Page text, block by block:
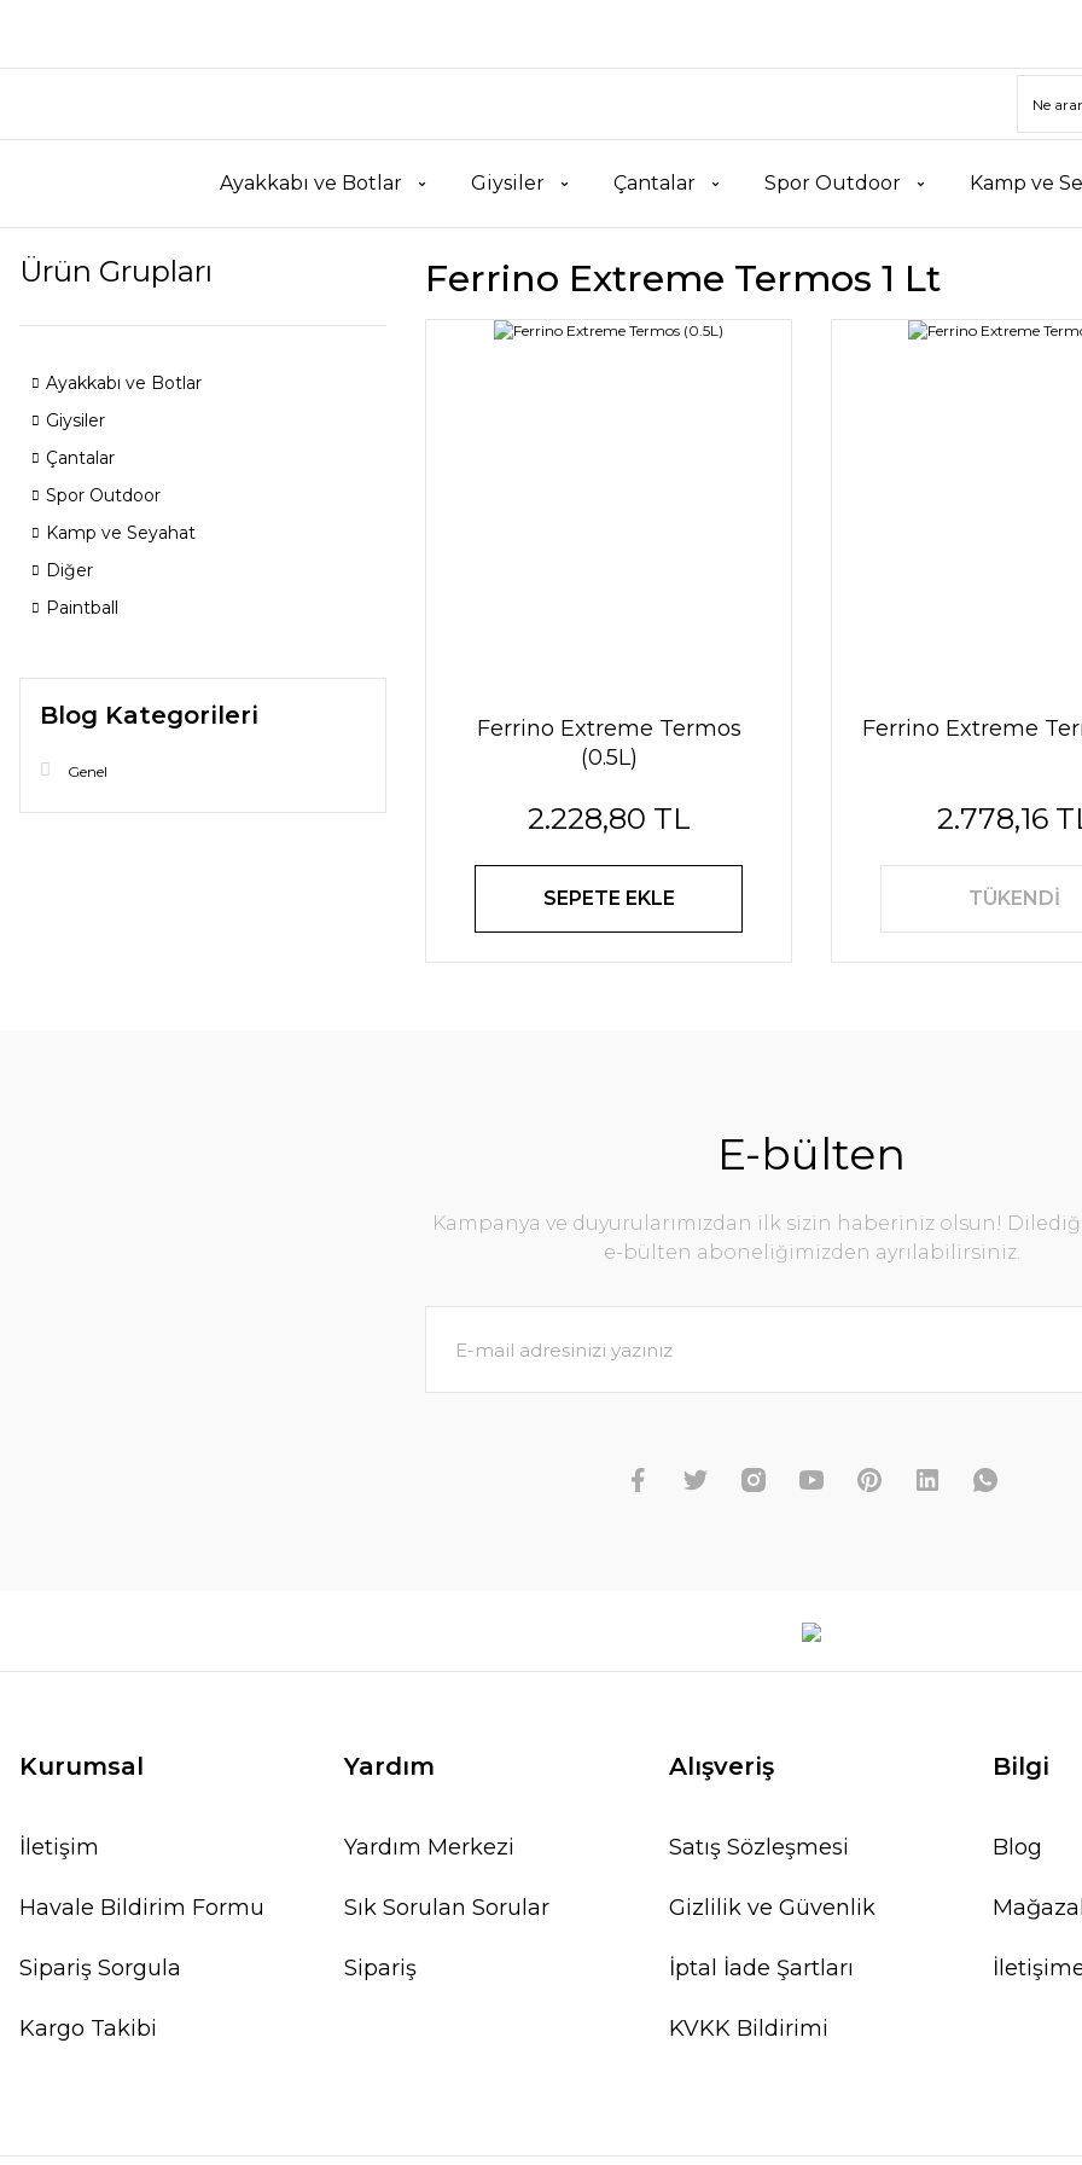
Ayakkabı ve Botlar Giysiler Çantalar Spor Outdoor Kamp ve
Ürün Grupları
Ayakkabı ve Botlar
Giysiler
Çantalar
Spor Outdoor
Kamp ve Seyahat
Diğer
Paintball
Blog Kategorileri
Genel
Ferrino Extreme Termos 1 Lt
Ferrino Extreme Termos
(0.5L)
2.228,80 TL
SEPETE EKLE
Ferrino Extreme
2.778,16
TÜKENDİ
E-bülten
Kampanya ve duyurularımızdan ilk sizin haberiniz olsun!
e-bülten aboneliğimizden ayrılabilirsiniz.
Kurumsal
İletişim
Havale Bildirim Formu
Sipariş Sorgula
Kargo Takibi
Yardım
Yardım Merkezi
Sık Sorulan Sorular
Sipariş
Alışveriş
Satış Sözleşmesi
Gizlilik ve Güvenlik
İptal İade Şartları
KVKK Bildirimi
Bilgi
Blog